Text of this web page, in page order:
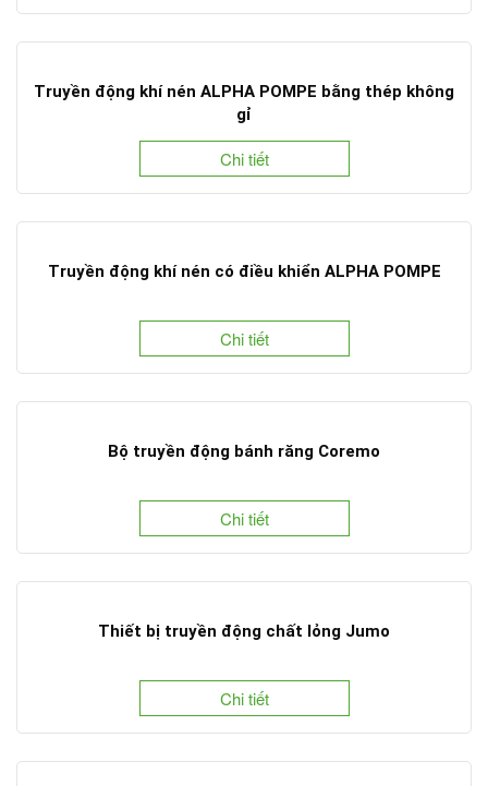
Truyền động khí nén ALPHA POMPE bằng thép không
gỉ
Chi tiết
Truyền động khí nén có điều khiển ALPHA POMPE
Chi tiết
Bộ truyền động bánh răng Coremo
Chi tiết
Thiết bị truyền động chất lỏng Jumo
Chi tiết